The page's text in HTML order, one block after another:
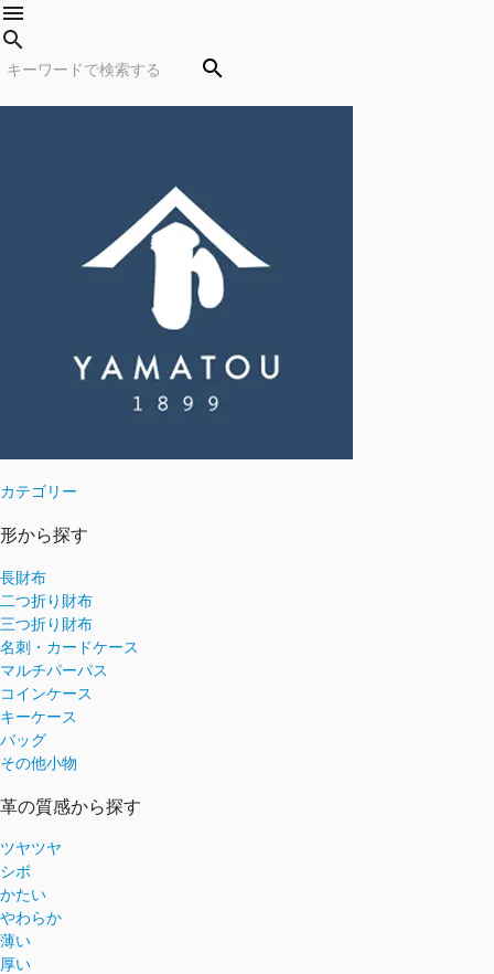
menu
search
search
カテゴリー
形から探す
長財布
二つ折り財布
三つ折り財布
名刺・カードケース
マルチパーパス
コインケース
キーケース
バッグ
その他小物
革の質感から探す
ツヤツヤ
シボ
かたい
やわらか
薄い
厚い